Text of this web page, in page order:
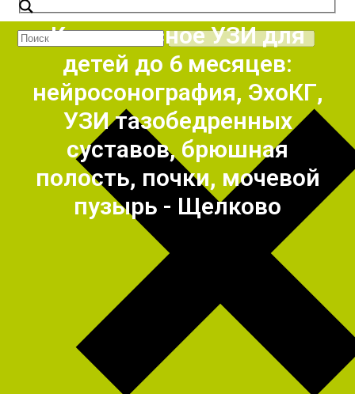
Комплексное УЗИ для
детей до 6 месяцев:
нейросонография, ЭхоКГ,
УЗИ тазобедренных
суставов, брюшная
полость, почки, мочевой
пузырь - Щелково